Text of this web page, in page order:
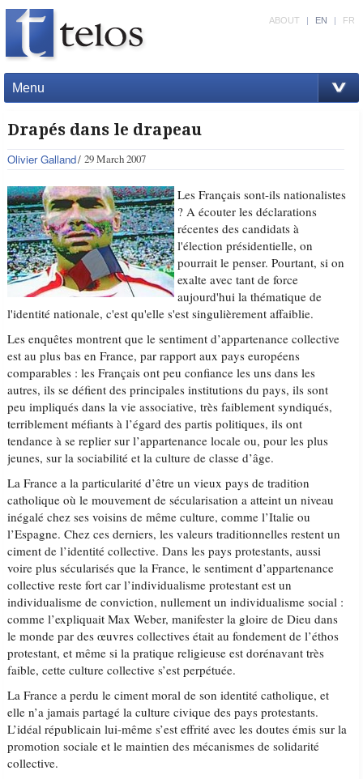
Menu
ABOUT | EN | FR
Drapés dans le drapeau
Olivier Galland 29 March 2007
Les Français sont-ils nationalistes
? A écouter les déclarations
récentes des candidats à
l'élection présidentielle, on
pourrait le penser. Pourtant, si on
exalte avec tant de force
aujourd'hui la thématique de
l'identité nationale, c'est qu'elle s'est singulièrement affaiblie.
Les enquêtes montrent que le sentiment d’appartenance collective
est au plus bas en France, par rapport aux pays européens
comparables : les Français ont peu confiance les uns dans les
autres, ils se défient des principales institutions du pays, ils sont
peu impliqués dans la vie associative, très faiblement syndiqués,
terriblement méfiants à l’égard des partis politiques, ils ont
tendance à se replier sur l’appartenance locale ou, pour les plus
jeunes, sur la sociabilité et la culture de classe d’âge.
La France a la particularité d’être un vieux pays de tradition
catholique où le mouvement de sécularisation a atteint un niveau
inégalé chez ses voisins de même culture, comme l’Italie ou
l’Espagne. Chez ces derniers, les valeurs traditionnelles restent un
ciment de l’identité collective. Dans les pays protestants, aussi
voire plus sécularisés que la France, le sentiment d’appartenance
collective reste fort car l’individualisme protestant est un
individualisme de conviction, nullement un individualisme social :
comme l’expliquait Max Weber, manifester la gloire de Dieu dans
le monde par des œuvres collectives était au fondement de l’éthos
protestant, et même si la pratique religieuse est dorénavant très
faible, cette culture collective s’est perpétuée.
La France a perdu le ciment moral de son identité catholique, et
elle n’a jamais partagé la culture civique des pays protestants.
L’idéal républicain lui-même s’est effrité avec les doutes émis sur la
promotion sociale et le maintien des mécanismes de solidarité
collective.